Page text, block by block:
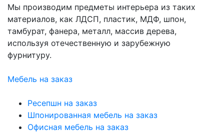
Мы производим предметы интерьера из таких
материалов, как ЛДСП, пластик, МДФ, шпон,
тамбурат, фанера, металл, массив дерева,
используя отечественную и зарубежную
фурнитуру.
Мебель на заказ
Ресепшн на заказ
Шпонированная мебель на заказ
Офисная мебель на заказ